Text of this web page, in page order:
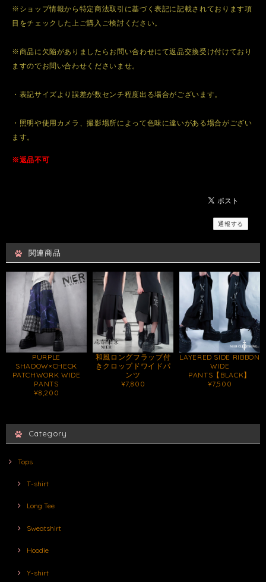
※ショップ情報から特定商法取引に基づく表記に記載されております項
目をチェックした上ご購入ご検討ください。
※商品に欠陥がありましたらお問い合わせにて返品交換受け付けており
ますのでお問い合わせくださいませ。
・表記サイズより誤差が数センチ程度出る場合がございます。
・照明や使用カメラ、撮影場所によって色味に違いがある場合がござい
ます。
※返品不可
通報する
関連商品
PURPLE
SHADOW×CHECK
PATCHWORK WIDE
PANTS
¥8,200
和風ロングフラップ付
きクロップドワイドパ
ンツ
¥7,800
LAYERED SIDE RIBBON
WIDE
PANTS【BLACK】
¥7,500
Category
Tops
T-shirt
Long Tee
Sweatshirt
Hoodie
Y-shirt